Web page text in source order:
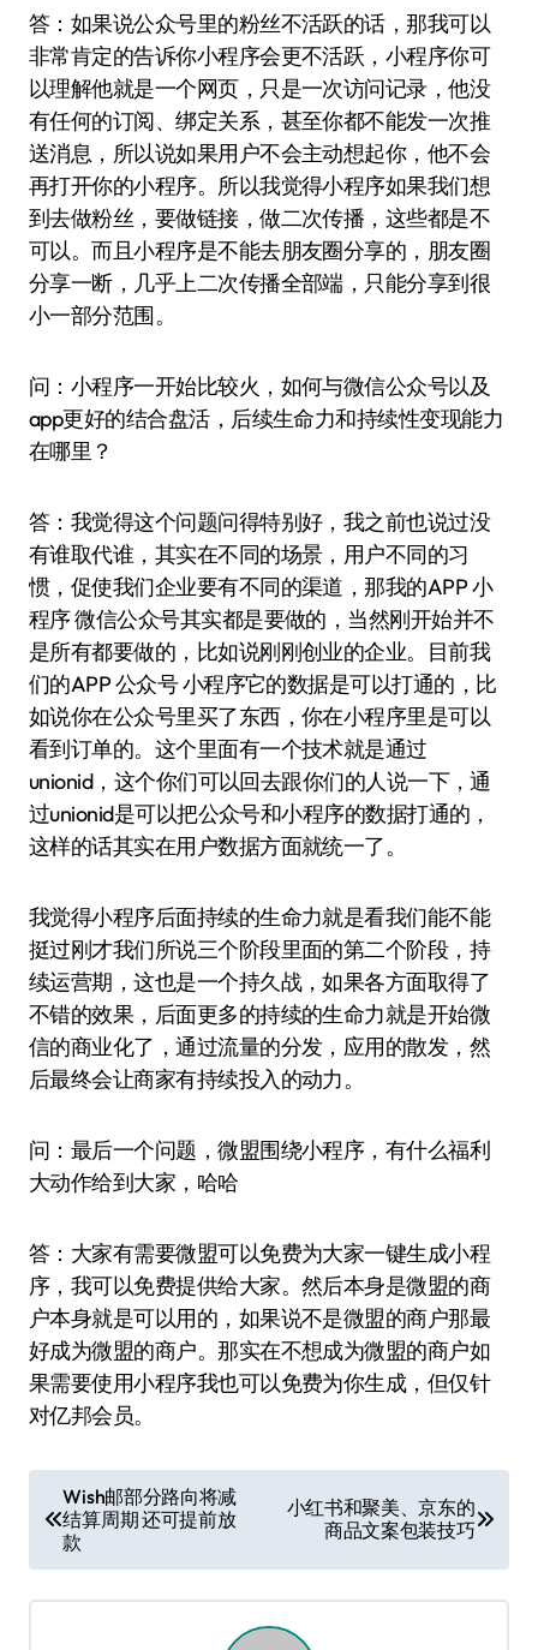
答：如果说公众号里的粉丝不活跃的话，那我可以
非常肯定的告诉你小程序会更不活跃，小程序你可
以理解他就是一个网页，只是一次访问记录，他没
有任何的订阅、绑定关系，甚至你都不能发一次推
送消息，所以说如果用户不会主动想起你，他不会
再打开你的小程序。所以我觉得小程序如果我们想
到去做粉丝，要做链接，做二次传播，这些都是不
可以。而且小程序是不能去朋友圈分享的，朋友圈
分享一断，几乎上二次传播全部端，只能分享到很
小一部分范围。
问：小程序一开始比较火，如何与微信公众号以及
app更好的结合盘活，后续生命力和持续性变现能力
在哪里？
答：我觉得这个问题问得特别好，我之前也说过没
有谁取代谁，其实在不同的场景，用户不同的习
惯，促使我们企业要有不同的渠道，那我的APP 小
程序 微信公众号其实都是要做的，当然刚开始并不
是所有都要做的，比如说刚刚创业的企业。目前我
们的APP 公众号 小程序它的数据是可以打通的，比
如说你在公众号里买了东西，你在小程序里是可以
看到订单的。这个里面有一个技术就是通过
unionid，这个你们可以回去跟你们的人说一下，通
过unionid是可以把公众号和小程序的数据打通的，
这样的话其实在用户数据方面就统一了。
我觉得小程序后面持续的生命力就是看我们能不能
挺过刚才我们所说三个阶段里面的第二个阶段，持
续运营期，这也是一个持久战，如果各方面取得了
不错的效果，后面更多的持续的生命力就是开始微
信的商业化了，通过流量的分发，应用的散发，然
后最终会让商家有持续投入的动力。
问：最后一个问题，微盟围绕小程序，有什么福利
大动作给到大家，哈哈
答：大家有需要微盟可以免费为大家一键生成小程
序，我可以免费提供给大家。然后本身是微盟的商
户本身就是可以用的，如果说不是微盟的商户那最
好成为微盟的商户。那实在不想成为微盟的商户如
果需要使用小程序我也可以免费为你生成，但仅针
对亿邦会员。
章
导
航
Wish邮部分路向将减
结算周期 还可提前放
款
小红书和聚美、京东的
商品文案包装技巧